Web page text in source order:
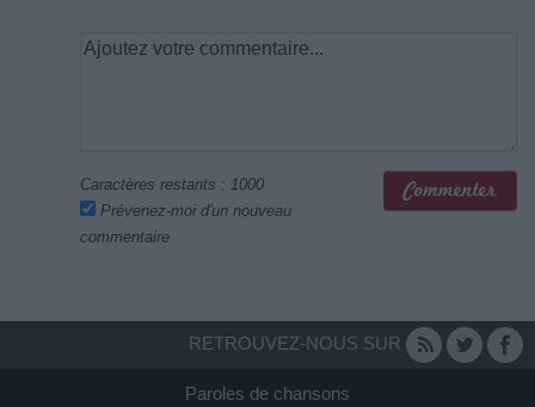
Caractères restants : 1000
Prévenez-moi d'un nouveau
commentaire
RETROUVEZ-NOUS SUR
Paroles de chansons